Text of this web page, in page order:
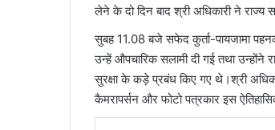
लेने के दो दिन बाद श्री अधिकारी ने राज्य
सुबह 11.08 बजे सफेद कुर्ता-पायजामा
उन्हें औपचारिक सलामी दी गई तथा उन्होंने
सुरक्षा के कड़े प्रबंध किए गए थे।श्री
कैमरापर्सन और फोटो पत्रकार इस